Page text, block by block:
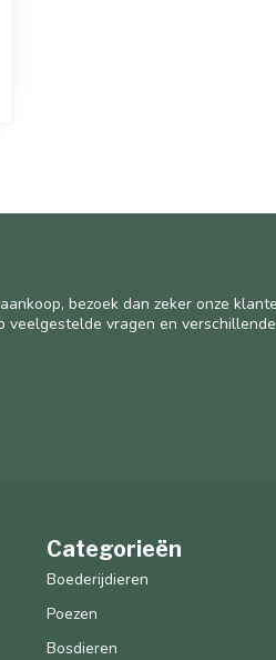
bezoek dan zeker onze
vragen en
Categorieën
Boederijdieren
Poezen
Bosdieren